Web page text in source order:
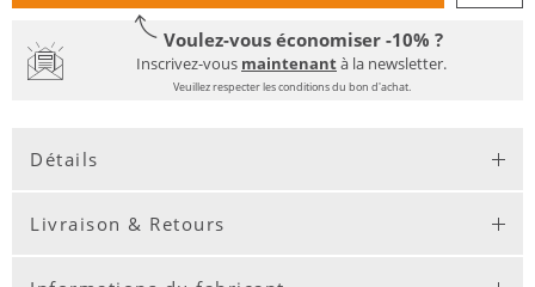
Voulez-vous économiser -10% ?
Inscrivez-vous maintenantà la newsletter.
Veuillez respecter les conditions du bon d'achat.
Détails
Livraison & Retours